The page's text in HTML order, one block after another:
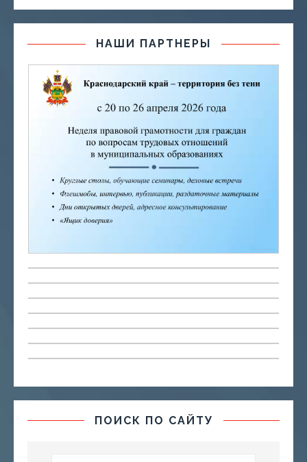
НАШИ ПАРТНЕРЫ
ПОИСК ПО САЙТУ